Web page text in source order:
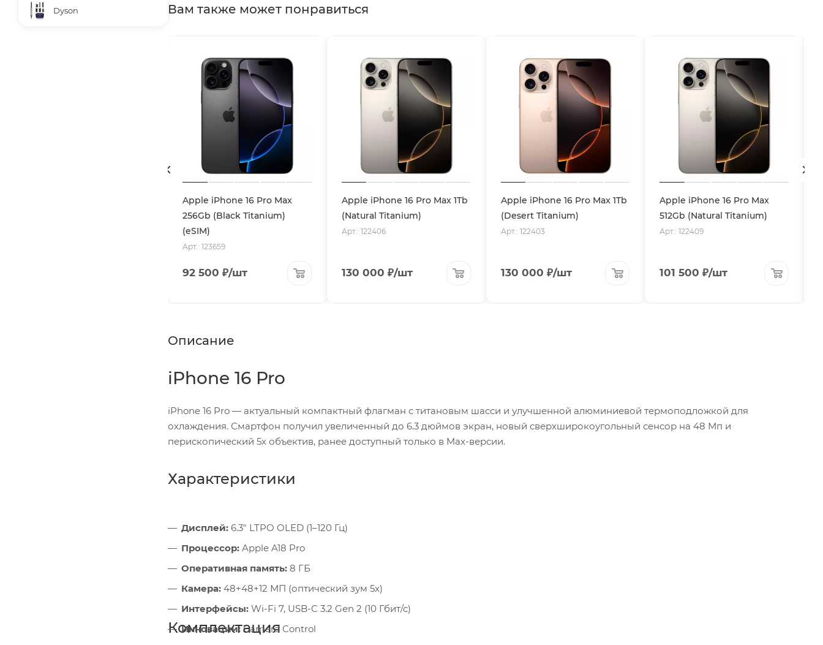
Вам также может понравиться
Apple iPhone 16 Pro Max
256Gb (Black Titanium)
(eSIM)
Арт.: 123659
92 500 ₽/шт
Apple iPhone 16 Pro Max 1Tb
(Natural Titanium)
Арт.: 122406
130 000 ₽/шт
Apple iPhone 16 Pro Max 1Tb
(Desert Titanium)
Арт.: 122403
130 000 ₽/шт
Apple iPhone 16 Pro Max
512Gb (Natural Titanium)
Арт.: 122409
101 500 ₽/шт
Описание
iPhone 16 Pro
iPhone 16 Pro — актуальный компактный флагман с титановым шасси и улучшенной алюминиевой термоподложкой для
охлаждения. Смартфон получил увеличенный до 6.3 дюймов экран, новый сверхширокоугольный сенсор на 48 Мп и
перископический 5x объектив, ранее доступный только в Max-версии.
Характеристики
Дисплей: 6.3" LTPO OLED (1–120 Гц)
Процессор: Apple A18 Pro
Оперативная память: 8 ГБ
Камера: 48+48+12 МП (оптический зум 5x)
Интерфейсы: Wi-Fi 7, USB-C 3.2 Gen 2 (10 Гбит/с)
Инновации:Camera Control
Комплектация
Dyson